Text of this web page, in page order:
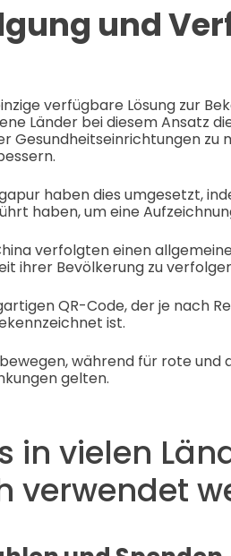
und
verfügbare Lösung zur
Länder bei diesem Ansatz
Gesundheitseinrichtungen zu
haben dies umgesetzt,
haben, um eine
verfolgten einen
ihrer Bevölkerung zu
QR-Code, der je nach
ist.
während für rote und
gelten.
in vielen
verwendet